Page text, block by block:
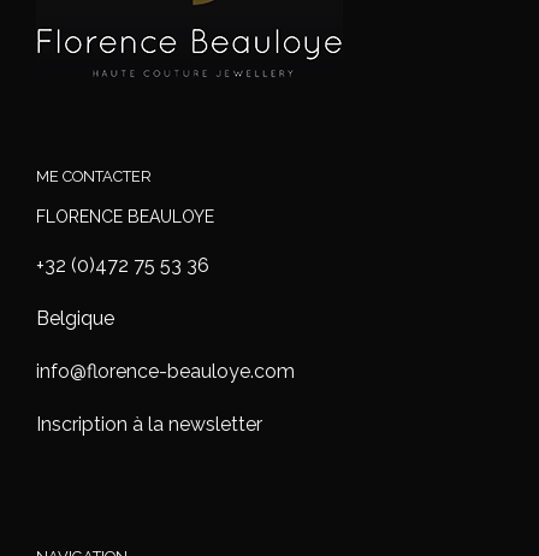
ME CONTACTER
FLORENCE BEAULOYE
+32 (0)472 75 53 36
Belgique
info@florence-beauloye.com
Inscription à la newsletter